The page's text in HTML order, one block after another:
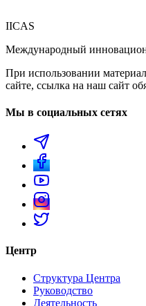
IICAS
Международный
При использовании
сайте, ссылка на наш сайт
Мы в социальных сетях
Центр
Структура Центра
Руководство
Деятельность